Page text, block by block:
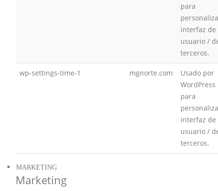
para
interfaz de
usuario /
terceros.
wp-settings-time-1 mgnorte.com
Usado por
WordPress
para
interfaz de
usuario /
terceros.
MARKETING
Marketing